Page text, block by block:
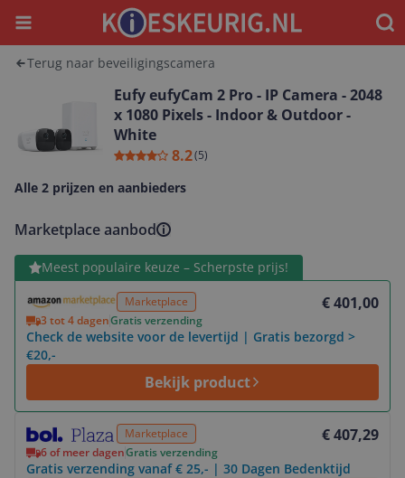
Menu
Terug naar beveiligingscamera
Eufy eufyCam 2 Pro - IP Camera - 2048
x 1080 Pixels - Indoor & Outdoor -
White
8.2(5)
Alle 2 prijzen en aanbieders
Marketplace aanbod
Meest populaire keuze – Scherpste prijs!
Marketplace € 401,00
3 tot 4 dagenGratis verzending
Check de website voor de levertijd | Gratis bezorgd >
€20,-
Bekijk product
Bekijk product
Marketplace € 407,29
6 of meer dagenGratis verzending
Gratis verzending vanaf € 25,- | 30 Dagen Bedenktijd